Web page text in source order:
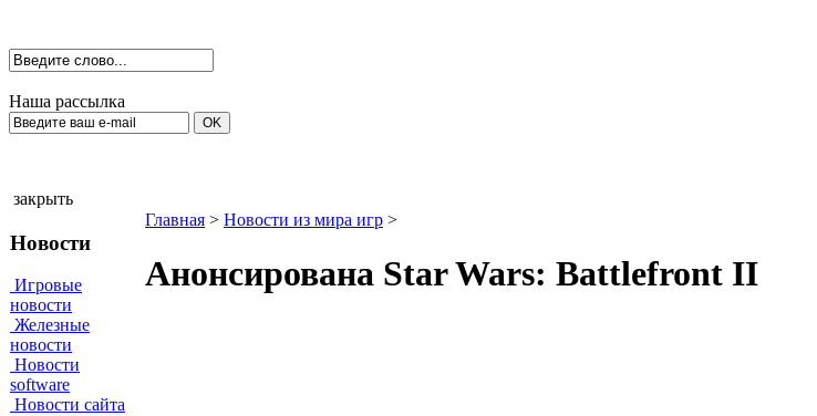
Наша рассылка
закрыть
Новости
Игровые
новости
Железные
новости
Новости
software
Новости сайта
Главная > Новости из мира игр >
Анонсирована Star Wars: Battlefront II